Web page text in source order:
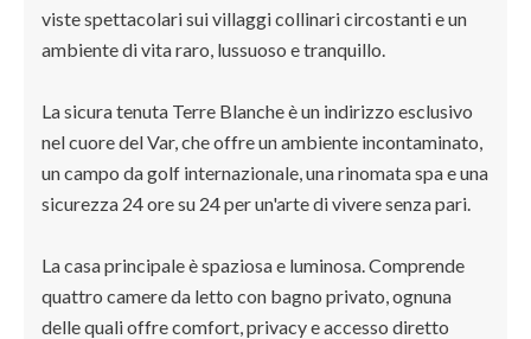
viste spettacolari sui villaggi collinari circostanti e un
ambiente di vita raro, lussuoso e tranquillo.
La sicura tenuta Terre Blanche è un indirizzo esclusivo
nel cuore del Var, che offre un ambiente incontaminato,
un campo da golf internazionale, una rinomata spa e una
sicurezza 24 ore su 24 per un'arte di vivere senza pari.
La casa principale è spaziosa e luminosa. Comprende
quattro camere da letto con bagno privato, ognuna
delle quali offre comfort, privacy e accesso diretto